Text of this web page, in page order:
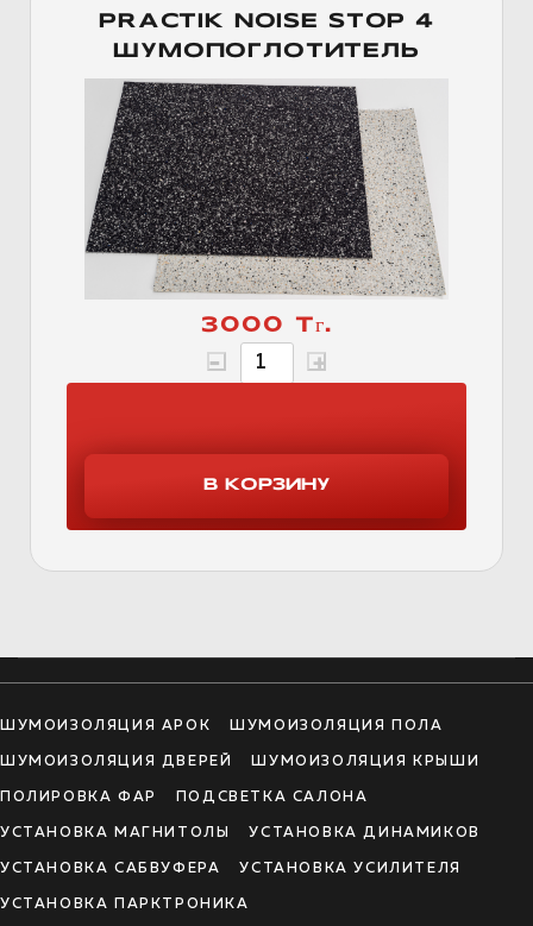
PRACTIK NOISE STOP 4
ШУМОПОГЛОТИТЕЛЬ
3000 Тг.
ШУМОИЗОЛЯЦИЯ АРОК ШУМОИЗОЛЯЦИЯ ПОЛА
ШУМОИЗОЛЯЦИЯ ДВЕРЕЙ ШУМОИЗОЛЯЦИЯ КРЫШИ
ПОЛИРОВКА ФАР ПОДСВЕТКА САЛОНА
УСТАНОВКА МАГНИТОЛЫ УСТАНОВКА ДИНАМИКОВ
УСТАНОВКА САБВУФЕРА УСТАНОВКА УСИЛИТЕЛЯ
УСТАНОВКА ПАРКТРОНИКА